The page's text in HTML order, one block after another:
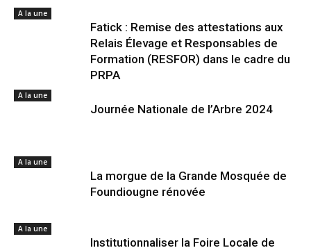
A la une
Fatick : Remise des attestations aux
Relais Élevage et Responsables de
Formation (RESFOR) dans le cadre du
PRPA
A la une
Journée Nationale de l’Arbre 2024
A la une
La morgue de la Grande Mosquée de
Foundiougne rénovée
A la une
Institutionnaliser la Foire Locale de